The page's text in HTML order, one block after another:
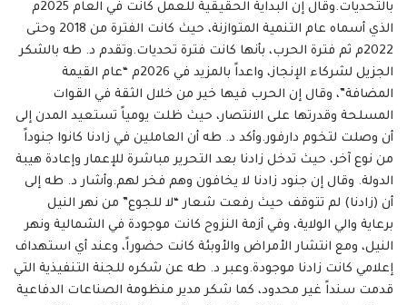
بالتحديات.وقال إن البداية الحقيقية للعمل كانت في العام 2025م
الذي أسماه عام التنمية المتوازنة، حيث كانت الفترة من 2018 وحتى
2022م ثم فترة الحرب، بأنها كانت فترة تحديات.وتقدم د. طه بالشكر
الجزيل لشركاء الإنجاز، واعداً بالمزيد في 2026م “عام القيمة
المضافة”، وقال إن الحرب فيها خير من خلال الثقة في القوات
المسلحة وقدرتها على الانتصار، حيث ظلت يومياً تستعيد المدن إلى
أن وصلت لتخوم دارفور.وأكد د. طه أن العاملين في زادنا كانوا جنوداً
من نوع آخر، حيث تدخل زادنا بعد التحرير مباشرة للإعمار وإعادة هيبة
الدولة. وقال إن جنود زادنا لا يخافون وهم فخر لهم.وأشار د. طه إلى
أن (زادنا) لم تتوقف حيث رفعت شعار “لا للجوع” من نهر النيل
برعاية والي الولاية، وفي أزمة النزوح كانت موجودة في الشمالية ونهر
النيل، ومع انتشار الأمراض والأوبئة كانت حضوراً، وعند أي استهداف
إعلامي كانت زادنا موجودة.وعبر د. طه عن شكره للجنة التنفيذية التي
قدمت سنداً غير محدود، كما شكر مدير منظومة الصناعات الدفاعية